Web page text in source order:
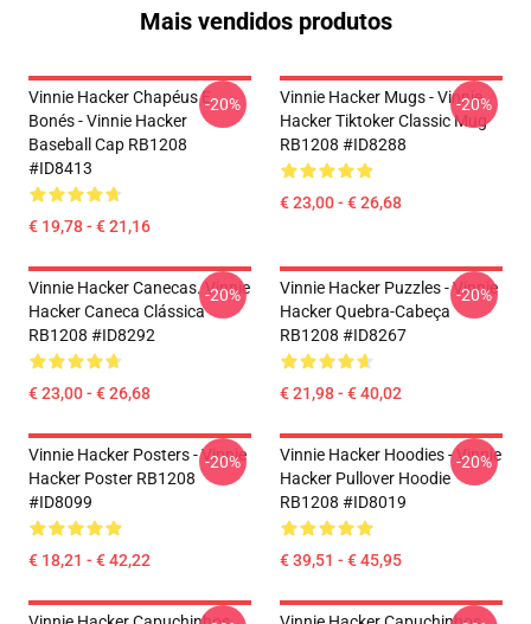
Mais vendidos produtos
Vinnie Hacker Chapéus E
Bonés - Vinnie Hacker
Baseball Cap RB1208
#ID8413
€ 19,78 - € 21,16
-20%
Vinnie Hacker Mugs - Vinnie
Hacker Tiktoker Classic Mug
RB1208 #ID8288
€ 23,00 - € 26,68
-20%
Vinnie Hacker Canecas. Vinnie
Hacker Caneca Clássica
RB1208 #ID8292
€ 23,00 - € 26,68
-20%
Vinnie Hacker Puzzles - Vinnie
Hacker Quebra-Cabeça
RB1208 #ID8267
€ 21,98 - € 40,02
-20%
Vinnie Hacker Posters - Vinnie
Hacker Poster RB1208
#ID8099
€ 18,21 - € 42,22
-20%
Vinnie Hacker Hoodies - Vinnie
Hacker Pullover Hoodie
RB1208 #ID8019
€ 39,51 - € 45,95
-20%